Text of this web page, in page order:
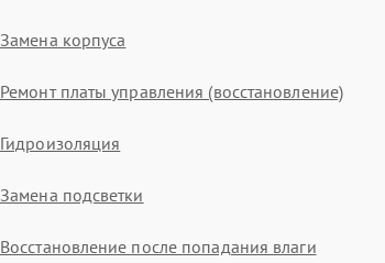
Замена корпуса
Ремонт платы управления (восстановление)
Гидроизоляция
Замена подсветки
Восстановление после попадания влаги